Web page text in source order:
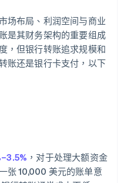
场布局、利润空间与商业
是其财务架构的重要组成
，但银行转账追求规模和
账还是银行卡支付，以下
，对于处理大额资金
张 10,000 美元的账单意